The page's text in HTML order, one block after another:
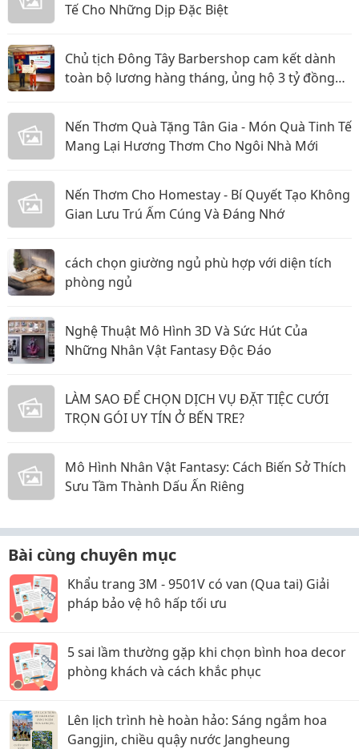
Tế Cho Những Dịp Đặc Biệt
Chủ tịch Đông Tây Barbershop cam kết dành
toàn bộ lương hàng tháng, ủng hộ 3 tỷ đồng
Nến Thơm Quà Tặng Tân Gia - Món Quà Tinh Tế
Mang Lại Hương Thơm Cho Ngôi Nhà Mới
Nến Thơm Cho Homestay - Bí Quyết Tạo Không
Gian Lưu Trú Ấm Cúng Và Đáng Nhớ
cách chọn giường ngủ phù hợp với diện tích
phòng ngủ
Nghệ Thuật Mô Hình 3D Và Sức Hút Của
Những Nhân Vật Fantasy Độc Đáo
LÀM SAO ĐỂ CHỌN DỊCH VỤ ĐẶT TIỆC CƯỚI
TRỌN GÓI UY TÍN Ở BẾN TRE?
Mô Hình Nhân Vật Fantasy: Cách Biến Sở Thích
Sưu Tầm Thành Dấu Ấn Riêng
Bài cùng chuyên mục
Khẩu trang 3M - 9501V có van (Qua tai) Giải
pháp bảo vệ hô hấp tối ưu
5 sai lầm thường gặp khi chọn bình hoa decor
phòng khách và cách khắc phục
Lên lịch trình hè hoàn hảo: Sáng ngắm hoa
Gangjin, chiều quậy nước Jangheung